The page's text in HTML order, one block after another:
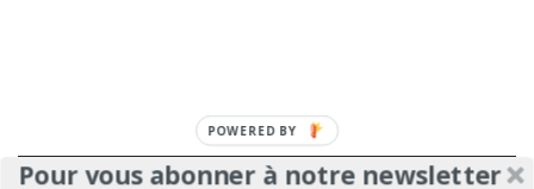
Pour vous abonner à notre newsletter
POWERED
BY